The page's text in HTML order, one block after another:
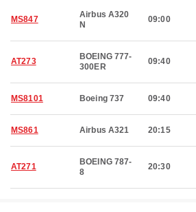
MS847
Airbus A320
N
09:00
AT273
BOEING 777-
300ER
09:40
MS8101 Boeing 737 09:40
MS861 Airbus A321 20:15
AT271
BOEING 787-
8
20:30